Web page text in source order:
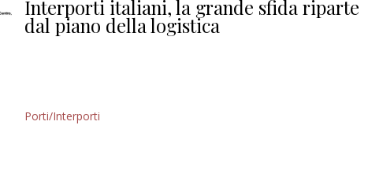
Interporti italiani, la grande sfida riparte
dal piano della logistica
Porti/Interporti